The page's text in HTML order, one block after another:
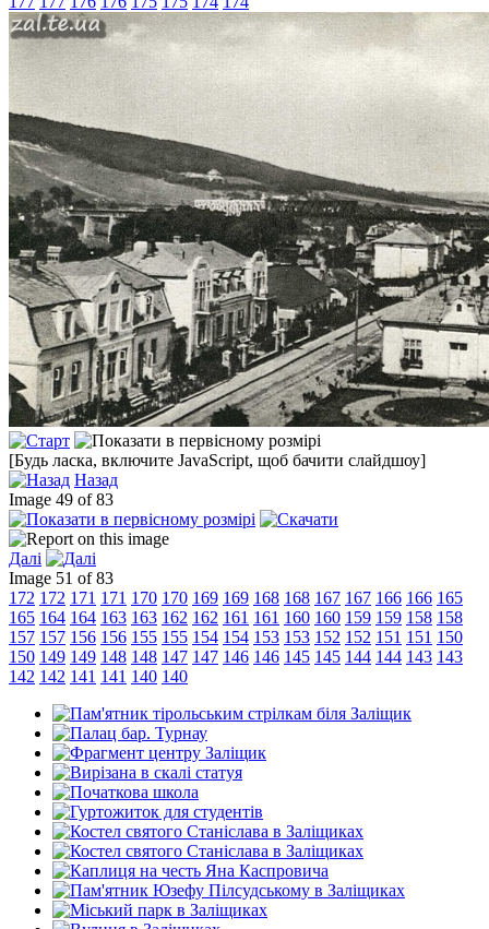
[Будь ласка, включите JavaScript, щоб бачити слайдшоу]
Назад
Image 49 of 83
Далі
Image 51 of 83
172 172 171 171 170 170 169 169 168 168 167 167 166 166 165
165 164 164 163 163 162 162 161 161 160 160 159 159 158 158
157 157 156 156 155 155 154 154 153 153 152 152 151 151 150
150 149 149 148 148 147 147 146 146 145 145 144 144 143 143
142 142 141 141 140 140